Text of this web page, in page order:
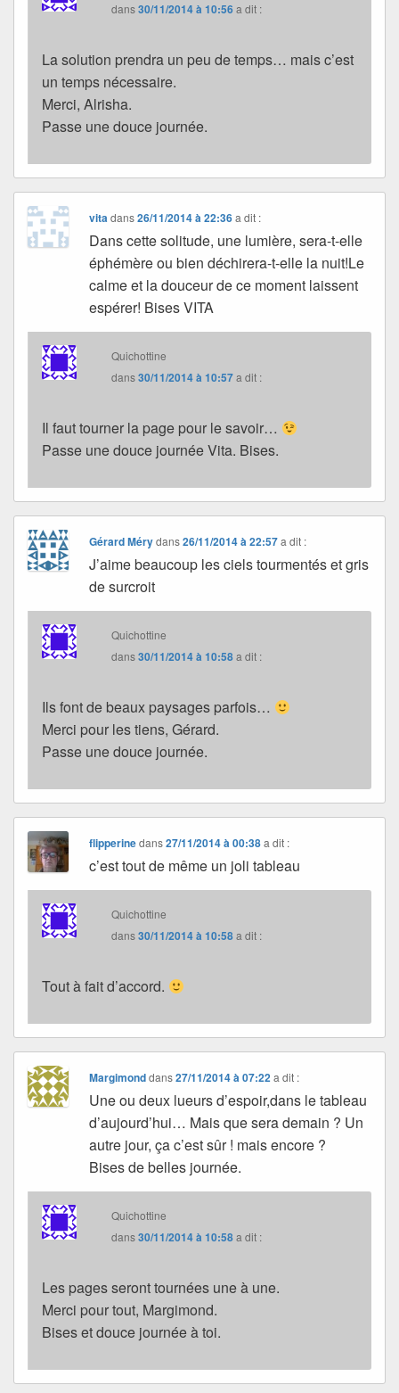
dans30/11/2014 à 10:56a dit :
La solution prendra un peu de temps… mais c’est
un temps nécessaire.
Merci, Alrisha.
Passe une douce journée.
vitadans26/11/2014 à 22:36 a dit :
Dans cette solitude, une lumière, sera-t-elle
éphémère ou bien déchirera-t-elle la nuit!Le
calme et la douceur de ce moment laissent
espérer! Bises VITA
Quichottine
dans30/11/2014 à 10:57a dit :
Il faut tourner la page pour le savoir…
Passe une douce journée Vita. Bises.
Gérard Mérydans26/11/2014 à 22:57 a dit :
J’aime beaucoup les ciels tourmentés et gris
de surcroit
Quichottine
dans30/11/2014 à 10:58a dit :
Ils font de beaux paysages parfois…
Merci pour les tiens, Gérard.
Passe une douce journée.
flipperinedans27/11/2014 à 00:38 a dit :
c’est tout de même un joli tableau
Quichottine
dans30/11/2014 à 10:58a dit :
Tout à fait d’accord.
Margimonddans27/11/2014 à 07:22 a dit :
Une ou deux lueurs d’espoir,dans le tableau
d’aujourd’hui… Mais que sera demain ? Un
autre jour, ça c’est sûr ! mais encore ?
Bises de belles journée.
Quichottine
dans30/11/2014 à 10:58a dit :
Les pages seront tournées une à une.
Merci pour tout, Margimond.
Bises et douce journée à toi.